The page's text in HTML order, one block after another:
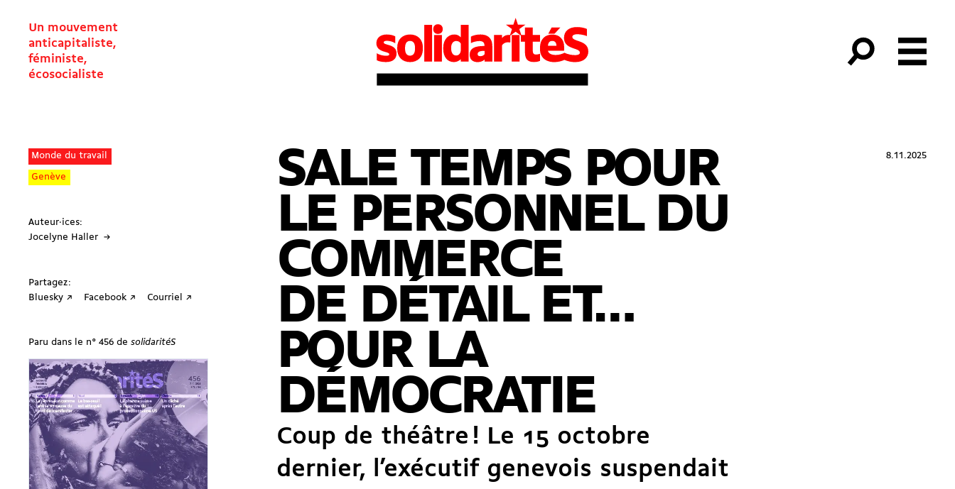
Un mouvement
anticapitaliste,
féministe,
écosocialiste
Monde du travail
Genève
Auteur·ices:
Jocelyne Haller →
Partagez:
Bluesky ↗
Facebook ↗ Courriel ↗
Paru dans le n° 456 de solidaritéS
8.11.2025
SALE TEMPS POUR
LE PERSONNEL DU
COMMERCE
DE DÉTAIL ET…
POUR LA
DÉMOCRATIE
Coup de théâtre ! Le 15 octobre
dernier, l’exécutif genevois suspendait